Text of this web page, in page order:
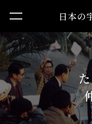
日本の